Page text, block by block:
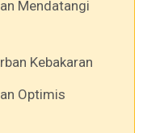
Mendatangi
Kebakaran
Optimis